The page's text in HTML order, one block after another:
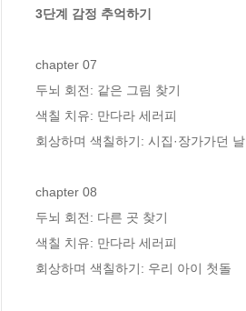
3단계 감정 추억하기
chapter 07
두뇌 회전: 같은 그림 찾기
색칠 치유: 만다라 세러피
회상하며 색칠하기: 시집·장가가던 날
chapter 08
두뇌 회전: 다른 곳 찾기
색칠 치유: 만다라 세러피
회상하며 색칠하기: 우리 아이 첫돌